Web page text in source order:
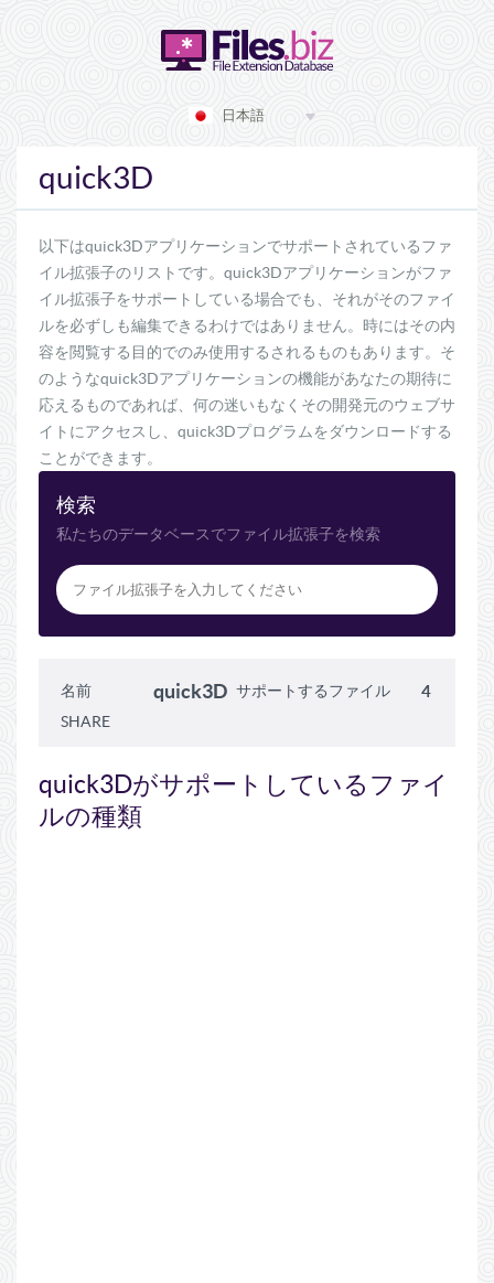
日本語
quick3D
以下はquick3Dアプリケーションでサポートされているファ
イル拡張子のリストです。quick3Dアプリケーションがファ
イル拡張子をサポートしている場合でも、それがそのファイ
ルを必ずしも編集できるわけではありません。時にはその内
容を閲覧する目的でのみ使用するされるものもあります。そ
のようなquick3Dアプリケーションの機能があなたの期待に
応えるものであれば、何の迷いもなくその開発元のウェブサ
イトにアクセスし、quick3Dプログラムをダウンロードする
ことができます。
検索
私たちのデータベースでファイル拡張子を検索
名前 quick3D サポートするファイル 4
SHARE
quick3Dがサポートしているファイ
ルの種類